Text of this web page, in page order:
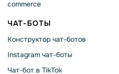
commerce
ЧАТ-БОТЫ
Конструктор чат-ботов
Instagram чат-боты
Чат-бот в TikTok